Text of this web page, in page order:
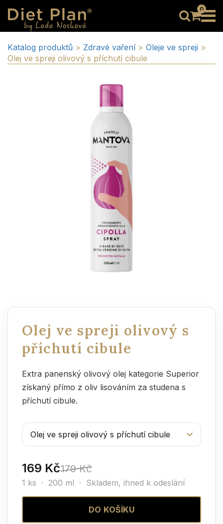
0
Katalog produktů > Zdravé vaření > Oleje ve spreji >
Olej ve spreji olivový s příchutí cibule
Olej ve spreji olivový s
příchutí cibule
Extra panenský olivový olej kategorie Superior
získaný přímo z oliv lisováním za studena s
příchutí cibule.
169 Kč179 Kč
1 ks · 200 ml · Skladem, ihned k odeslání
DO KOŠÍKU